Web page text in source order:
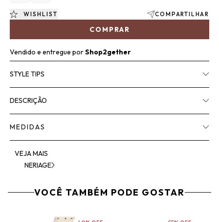
COMPRAR
WISHLIST COMPARTILHAR
Vendido e entregue porShop2gether
STYLE TIPS
DESCRIÇÃO
MEDIDAS
VEJA MAIS
NERIAGE
VOCÊ TAMBÉM PODE GOSTAR